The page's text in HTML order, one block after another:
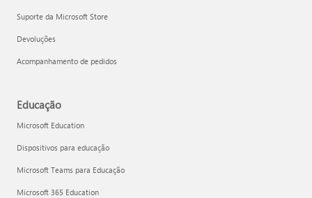
Suporte da Microsoft Store
Devoluções
Acompanhamento de pedidos
Educação
Microsoft Education
Dispositivos para educação
Microsoft Teams para Educação
Microsoft 365 Education